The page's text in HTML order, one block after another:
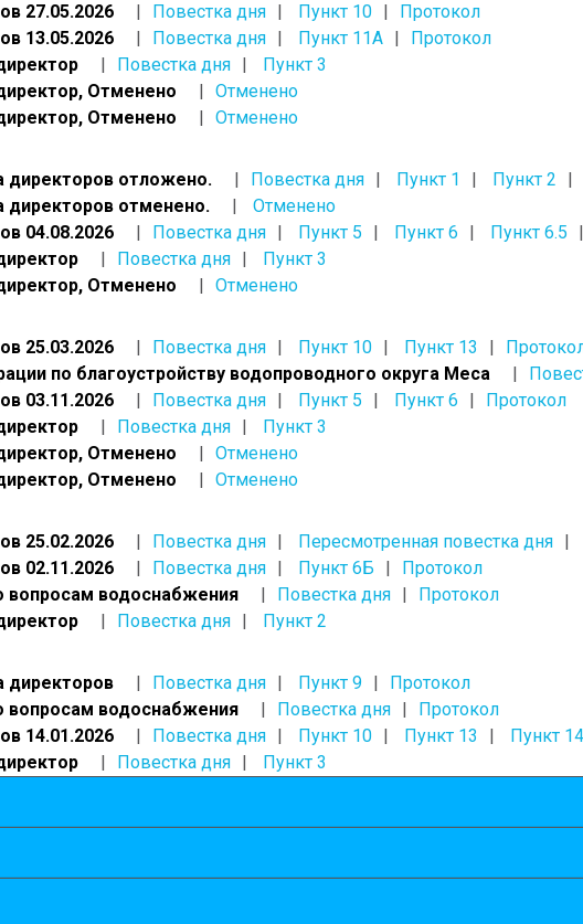
27.05.2026 Повестка дня Пункт 10
Протокол
13.05.2026
Повестка дня Пункт 11А
Протокол
Повестка дня
Пункт 3
Отменено
Отменено
Отменено
Отменено
директоров отложено. Повестка дня Пункт 1 Пункт 2
директоров отменено.
Отменено
04.08.2026
Повестка дня Пункт 5 Пункт 6 Пункт 6.5
Повестка дня
Пункт 3
Отменено
Отменено
25.03.2026 Повестка дня Пункт 10 Пункт 13
по благоустройству водопроводного округа Меса
03.11.2026
Повестка дня Пункт 5 Пункт 6
Протокол
Повестка дня
Пункт 3
Отменено
Отменено
Отменено
Отменено
25.02.2026 Повестка дня Пересмотренная повестка дня
02.11.2026
Повестка дня Пункт 6Б
Протокол
вопросам водоснабжения
Повестка дня
Протокол
Повестка дня Пункт 2
директоров Повестка дня Пункт 9
Протокол
вопросам водоснабжения
Повестка дня
Протокол
14.01.2026
Повестка дня Пункт 10 Пункт 13 Пункт
Повестка дня
Пункт 3